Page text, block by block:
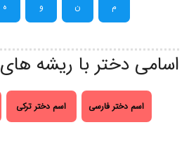
م ن و ه
اسامی دختر با ریشه های
اسم دختر فارسی اسم دختر ترکی